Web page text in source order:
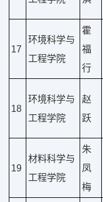
17
环境科学与
工程学院
霍
福
行
18
环境科学与
工程学院
赵
跃
19
材料科学与
工程学院
朱
凤
梅